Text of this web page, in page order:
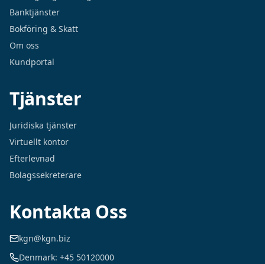
Banktjänster
Bokföring & Skatt
Om oss
Kundportal
Tjänster
Juridiska tjänster
Virtuellt kontor
Efterlevnad
Bolagssekreterare
Kontakta Oss
kgn@kgn.biz
Denmark: +45 50120000